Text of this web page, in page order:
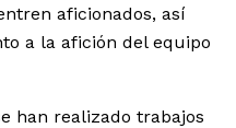
aficionados, así
a la afición del equipo
han realizado trabajos